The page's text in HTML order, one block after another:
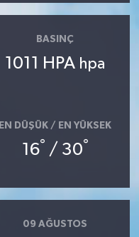
BASINÇ
1011 HPA hpa
EN DÜŞÜK / EN YÜKSEK
16° / 30°
09 AĞUSTOS